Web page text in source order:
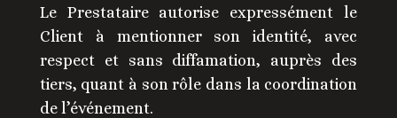
Le Prestataire autorise expressément le
Client à mentionner son identité, avec
respect et sans diffamation, auprès des
tiers, quant à son rôle dans la coordination
de l’événement.